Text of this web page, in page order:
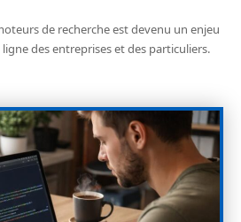
de recherche est devenu un enjeu
des entreprises et des particuliers.